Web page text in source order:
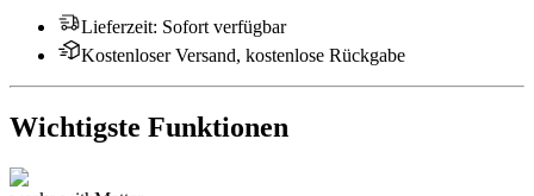
Lieferzeit: Sofort verfügbar
Kostenloser Versand, kostenlose Rückgabe
Wichtigste Funktionen